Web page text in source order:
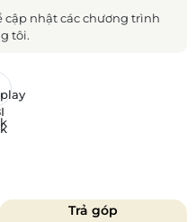
cập nhật các chương trình
tôi.
Trả góp